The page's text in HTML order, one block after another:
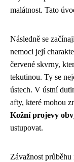
malátnost. Tato
Následně se
nemoci její
červené skvrny,
tekutinou. Ty se
ústech. V ústní
afty, které mohou
Kožní projevy
ustupovat.
Závažnost